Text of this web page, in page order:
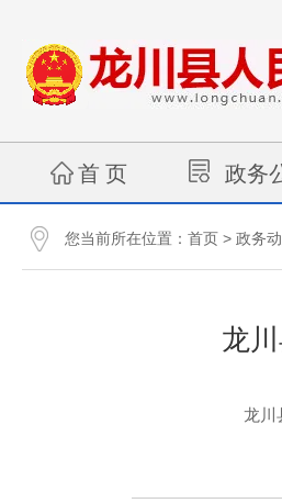
首 页 政务
您当前所在位置： 首页 > 政务
龙
龙川